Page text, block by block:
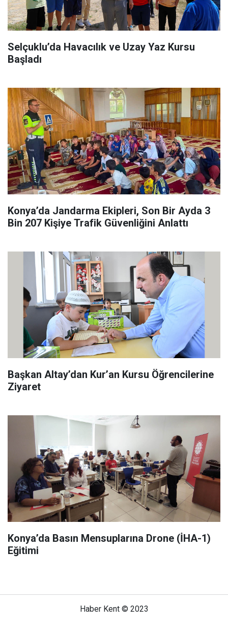
Selçuklu’da Havacılık ve Uzay Yaz Kursu
Başladı
Konya’da Jandarma Ekipleri, Son Bir Ayda 3
Bin 207 Kişiye Trafik Güvenliğini Anlattı
Başkan Altay’dan Kur’an Kursu Öğrencilerine
Ziyaret
Konya’da Basın Mensuplarına Drone (İHA-1)
Eğitimi
Haber Kent © 2023